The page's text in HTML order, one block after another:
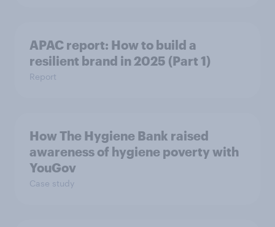
APAC report: How to build a
resilient brand in 2025 (Part 1)
Report
How The Hygiene Bank raised
awareness of hygiene poverty with
YouGov
Case study